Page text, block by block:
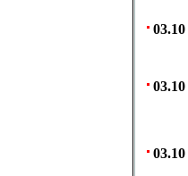
03.10
03.10
03.10